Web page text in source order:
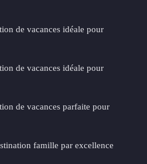
de vacances idéale pour
de vacances idéale pour
de vacances parfaite pour
famille par excellence